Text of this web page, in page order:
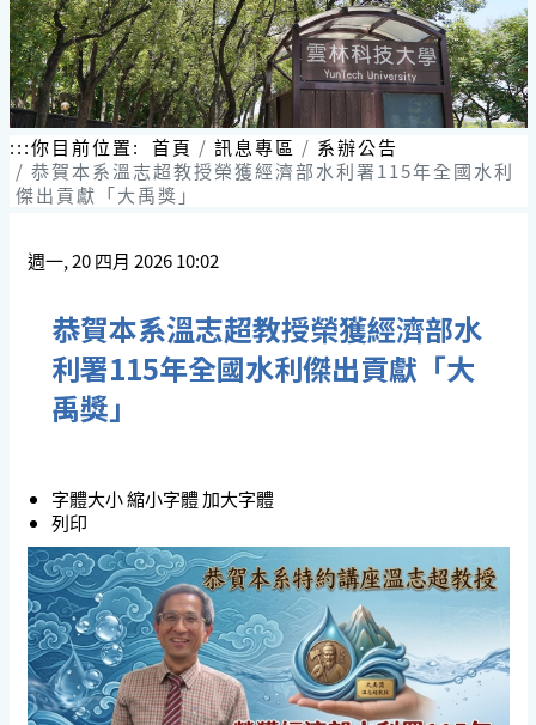
:::你目前位置: 首頁 訊息專區
系辦公告
恭賀本系溫志超教授榮獲經濟部水利署115年全國水利
傑出貢獻「大禹獎」
週一, 20 四月 2026 10:02
恭賀本系溫志超教授榮獲經濟部水
利署115年全國水利傑出貢獻「大
禹獎」
字體大小縮小字體加大字體
列印